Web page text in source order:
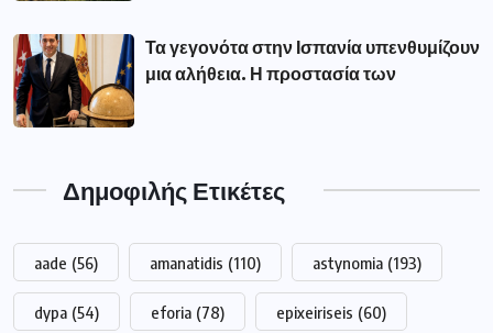
Τα γεγονότα στην Ισπανία υπενθυμίζουν
μια αλήθεια. Η προστασία των
Δημοφιλής Ετικέτες
aade (56) amanatidis (110) astynomia (193)
dypa (54) eforia (78) epixeiriseis (60)